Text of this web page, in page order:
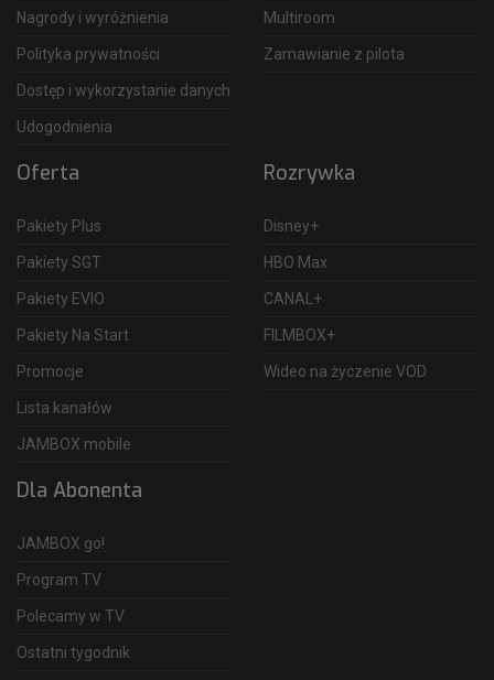
Nagrody i wyróżnienia
Polityka prywatności
Dostęp i wykorzystanie danych
Udogodnienia
Multiroom
Zamawianie z pilota
Oferta
Pakiety Plus
Pakiety SGT
Pakiety EVIO
Pakiety Na Start
Promocje
Lista kanałów
JAMBOX mobile
Rozrywka
Disney+
HBO Max
CANAL+
FILMBOX+
Wideo na życzenie VOD
Dla Abonenta
JAMBOX go!
Program TV
Polecamy w TV
Ostatni tygodnik